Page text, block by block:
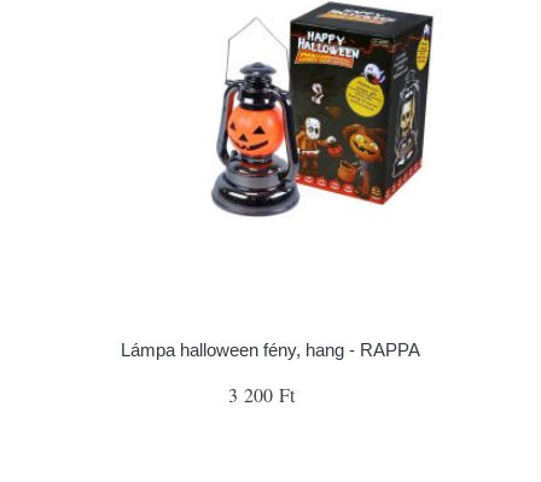
Lámpa halloween fény, hang - RAPPA
3 200 Ft